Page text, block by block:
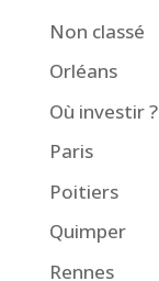
Non classé
Orléans
Où investir ?
Paris
Poitiers
Quimper
Rennes